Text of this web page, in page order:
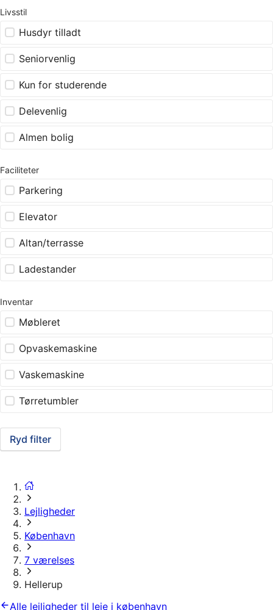
Livsstil
Husdyr tilladt
Seniorvenlig
Kun for studerende
Delevenlig
Almen bolig
Faciliteter
Parkering
Elevator
Altan/terrasse
Ladestander
Inventar
Møbleret
Opvaskemaskine
Vaskemaskine
Tørretumbler
Ryd filter
Lejligheder
København
7 værelses
Hellerup
Alle lejligheder til leje i københavn